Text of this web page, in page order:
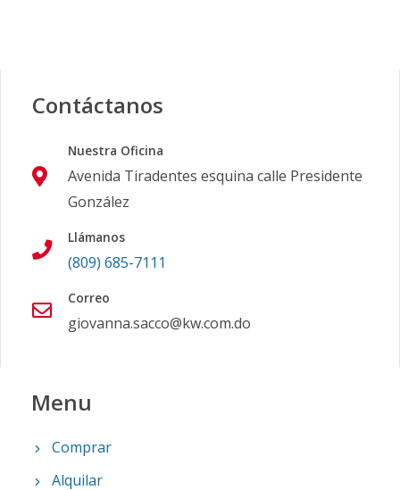
Contáctanos
Nuestra Oficina
Avenida Tiradentes esquina calle Presidente
González
Llámanos
(809) 685-7111
Correo
giovanna.sacco@kw.com.do
Menu
Comprar
Alquilar